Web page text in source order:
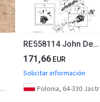
RE558114 John Deere 8345R - Wiązka przewodów
171,66EUR
Solicitar información
Polonia, 64-330 Jastrzębniki